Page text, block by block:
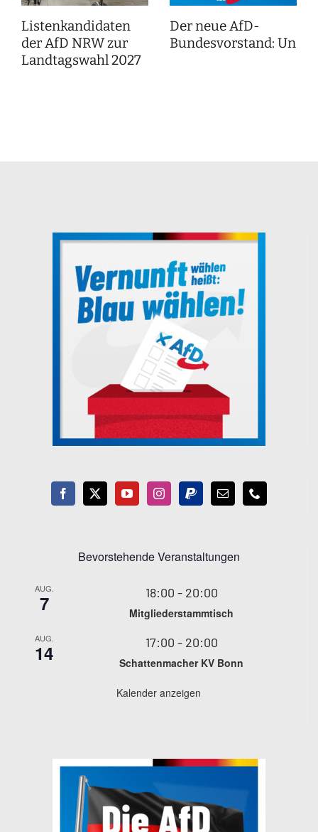
Listenkandidaten
der AfD NRW zur
Landtagswahl 2027
Der neue AfD-
Bundesvorstand:
Bevorstehende Veranstaltungen
AUG.
7 18:00 - 20:00
Mitgliederstammtisch
AUG.
14 17:00 - 20:00
Schattenmacher KV Bonn
Kalender anzeigen